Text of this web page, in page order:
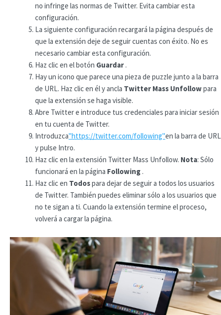
no infringe las normas de Twitter. Evita cambiar esta
configuración.
La siguiente configuración recargará la página después de
que la extensión deje de seguir cuentas con éxito. No es
necesario cambiar esta configuración.
Haz clic en el botón Guardar .
Hay un icono que parece una pieza de puzzle junto a la barra
de URL. Haz clic en él y ancla Twitter Mass Unfollowpara
que la extensión se haga visible.
Abre Twitter e introduce tus credenciales para iniciar sesión
en tu cuenta de Twitter.
Introduzca"https://twitter.com/following"en la barra de URL
y pulse Intro.
Haz clic en la extensión Twitter Mass Unfollow. Nota: Sólo
funcionará en la página Following .
Haz clic en Todospara dejar de seguir a todos los usuarios
de Twitter. También puedes eliminar sólo a los usuarios que
no te sigan a ti. Cuando la extensión termine el proceso,
volverá a cargar la página.